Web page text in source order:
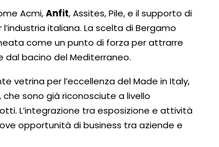
Acmi,Anfit, Assites, Pile, e il supporto di
italiana. La scelta di Bergamo
come un punto di forza per attrarre
dal bacino del Mediterraneo.
vetrina per l’eccellenza del Made in Italy,
sono già riconosciute a livello
L’integrazione tra esposizione e attività
opportunità di business tra aziende e